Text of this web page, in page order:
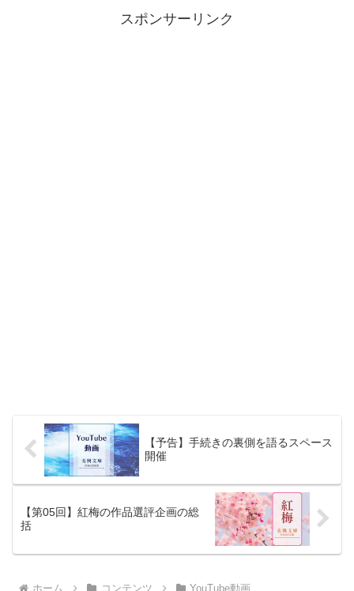
スポンサーリンク
【予告】手続きの裏側を語るスペース
開催
【第05回】紅梅の作品選評企画の総
括
ホーム コンテンツ YouTube動画